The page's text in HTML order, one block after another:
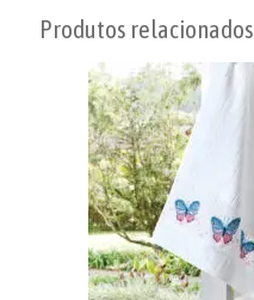
Produtos relacionados